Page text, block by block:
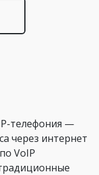
телефония —
через интернет
VoIP